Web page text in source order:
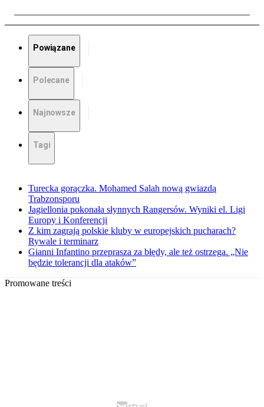
Powiązane
Polecane
Najnowsze
Tagi
Turecka gorączka. Mohamed Salah nową gwiazdą
Trabzonsporu
Jagiellonia pokonała słynnych Rangersów. Wyniki el. Ligi
Europy i Konferencji
Z kim zagrają polskie kluby w europejskich pucharach?
Rywale i terminarz
Gianni Infantino przeprasza za błędy, ale też ostrzega. „Nie
będzie tolerancji dla ataków”
Promowane treści